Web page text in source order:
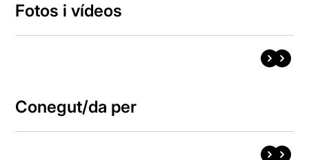
Fotos i vídeos
Conegut/da per